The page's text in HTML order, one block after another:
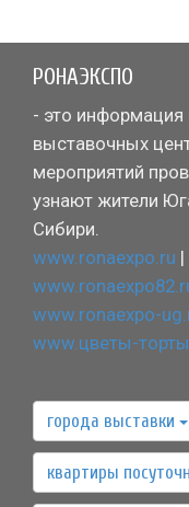
РОНАЭКСПО
- это
выставочных
мероприятий
узнают жители
Сибири.
www.ronaexpo.ru
www.ronaexpo-
www.цветы-
города выставки
квартиры